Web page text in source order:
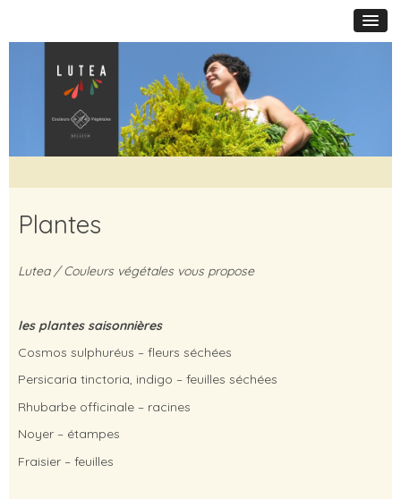
Plantes
Lutea / Couleurs végétales vous propose
les plantes saisonnières
Cosmos sulphuréus – fleurs séchées
Persicaria tinctoria, indigo – feuilles séchées
Rhubarbe officinale – racines
Noyer – étampes
Fraisier – feuilles